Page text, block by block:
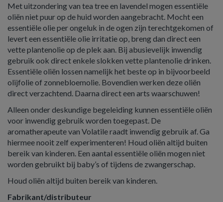
Met uitzondering van tea tree en lavendel mogen essentiële
oliën niet puur op de huid worden aangebracht. Mocht een
essentiële olie per ongeluk in de ogen zijn terechtgekomen of
levert een essentiële olie irritatie op, breng dan direct een
vette plantenolie op de plek aan. Bij abusievelijk inwendig
gebruik ook direct enkele slokken vette plantenolie drinken.
Essentiële oliën lossen namelijk het beste op in bijvoorbeeld
olijfolie of zonnebloemolie. Bovendien werken deze oliën
direct verzachtend. Daarna direct een arts waarschuwen!
Alleen onder deskundige begeleiding kunnen essentiële oliën
voor inwendig gebruik worden toegepast. De
aromatherapeute van Volatile raadt inwendig gebruik af. Ga
hiermee nooit zelf experimenteren! Houd oliën altijd buiten
bereik van kinderen. Een aantal essentiële oliën mogen niet
worden gebruikt bij baby’s of tijdens de zwangerschap.
Houd oliën altijd buiten bereik van kinderen.
Fabrikant/distributeur